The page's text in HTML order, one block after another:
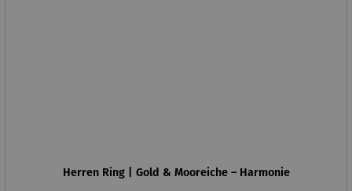
Herren Ring | Gold & Mooreiche – Harmonie